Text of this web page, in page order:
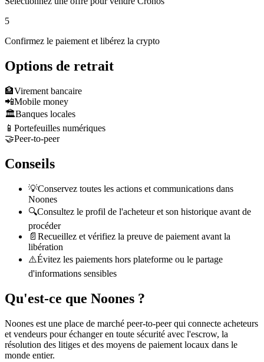
5
Confirmez le paiement et libérez la crypto
Options de retrait
🏦Virement bancaire
📲Mobile money
🏛️Banques locales
📱 Portefeuilles numériques
🤝Peer-to-peer
Conseils
💡Conservez toutes les actions et communications dans
Noones
🔍Consultez le profil de l'acheteur et son historique avant de
procéder
📄 Recueillez et vérifiez la preuve de paiement avant la
libération
⚠️Évitez les paiements hors plateforme ou le partage
d'informations sensibles
Qu'est-ce que Noones ?
Noones est une place de marché peer-to-peer qui connecte acheteurs
et vendeurs pour échanger en toute sécurité avec l'escrow, la
résolution des litiges et des moyens de paiement locaux dans le
monde entier.